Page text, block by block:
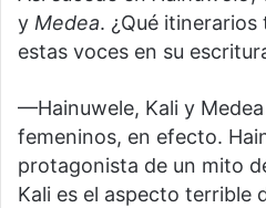
y Medea. ¿Qué
estas voces en su
—Hainuwele, Kali y
femeninos, en efecto.
protagonista de un mito
Kali es el aspecto terrible